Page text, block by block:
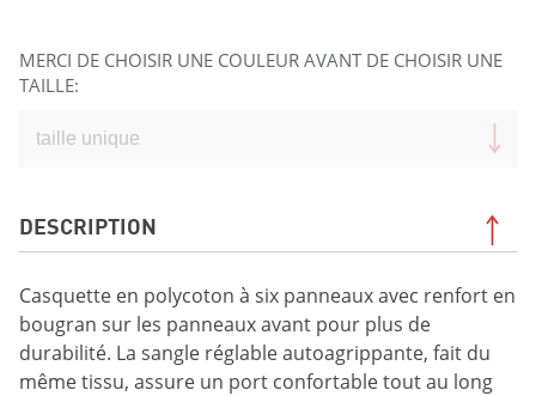
MERCI DE CHOISIR UNE COULEUR AVANT DE CHOISIR UNE
TAILLE:
DESCRIPTION
Casquette en polycoton à six panneaux avec renfort en
bougran sur les panneaux avant pour plus de
durabilité. La sangle réglable autoagrippante, fait du
même tissu, assure un port confortable tout au long